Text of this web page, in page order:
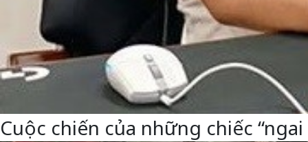
Cuộc chiến của những chiếc